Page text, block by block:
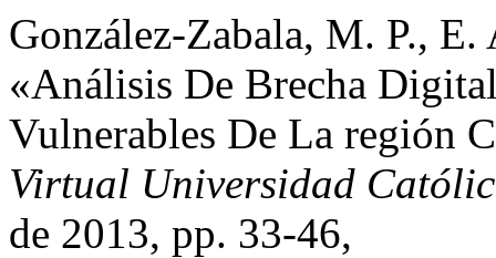
González-Zabala, M. P.,
«Análisis De Brecha
Vulnerables De La región
Virtual Universidad
de 2013, pp. 33-46,